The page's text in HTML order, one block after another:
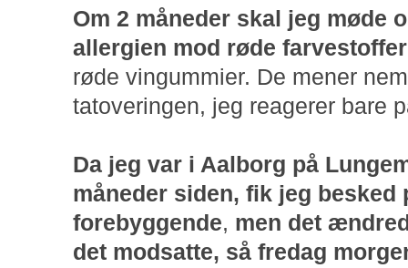
Om 2 måneder skal jeg møde
allergien mod røde
røde vingummier. De mener
tatoveringen, jeg reagerer bare
Da jeg var i Aalborg på
måneder siden, fik jeg
forebyggende, men det
det modsatte, så fredag